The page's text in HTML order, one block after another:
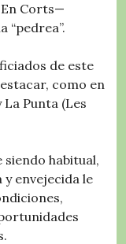
Corts—
“pedrea”.
de este
como en
Punta (Les
habitual,
y envejecida le